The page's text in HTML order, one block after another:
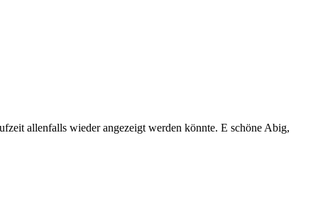
allenfalls wieder angezeigt werden könnte. E schöne Abig,